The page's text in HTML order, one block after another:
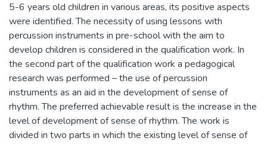
5-6 years old children in various areas, its positive aspects
were identified. The necessity of using lessons with
percussion instruments in pre-school with the aim to
develop children is considered in the qualification work. In
the second part of the qualification work a pedagogical
research was performed – the use of percussion
instruments as an aid in the development of sense of
rhythm. The preferred achievable result is the increase in the
level of development of sense of rhythm. The work is
divided in two parts in which the existing level of sense of